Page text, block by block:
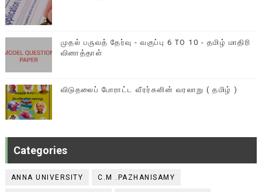
முதல் பருவத் தேர்வு - வகுப்பு 6 TO 10 - தமிழ் மாதிரி
வினாத்தாள்
விடுதலைப் போராட்ட வீரர்களின் வரலாறு ( தமிழ் )
Categories
ANNA UNIVERSITY C.M .PAZHANISAMY